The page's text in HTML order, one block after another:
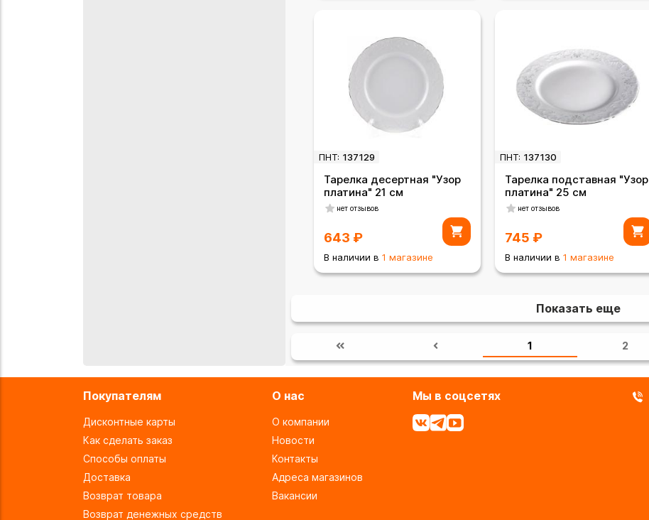
ПНТ: 137129
Тарелка десертная "Узор
платина" 21 см
нет отзывов
643 ₽
В наличии в 1 магазине
ПНТ: 137130
Тарелка подставная "Узор
платина" 25 см
нет отзывов
745 ₽
В наличии в 1 магазине
Показать еще
1 2
Покупателям
Дисконтные карты
Как сделать заказ
Способы оплаты
Доставка
Возврат товара
Возврат денежных средств
О нас
О компании
Новости
Контакты
Адреса магазинов
Вакансии
Мы в соцсетях